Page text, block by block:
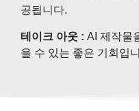
공됩니다.
테이크 아웃 : AI 제작물
을 수 있는 좋은 기회입